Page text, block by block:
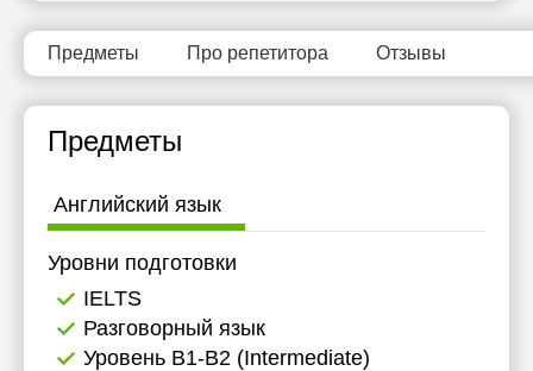
Предметы Про репетитора Отзывы
Предметы
Английский язык
Уровни подготовки
IELTS
Разговорный язык
Уровень B1-B2 (Intermediate)